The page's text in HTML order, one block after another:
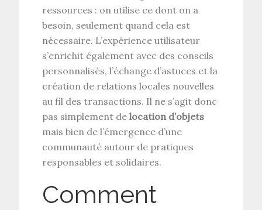
ressources : on utilise ce dont on a
besoin, seulement quand cela est
nécessaire. L’expérience utilisateur
s’enrichit également avec des conseils
personnalisés, l’échange d’astuces et la
création de relations locales nouvelles
au fil des transactions. Il ne s’agit donc
pas simplement delocation d’objets
mais bien de l’émergence d’une
communauté autour de pratiques
responsables et solidaires.
Comment